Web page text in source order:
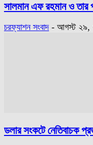
সালমান এফ রহমান ও তার
চরফ্যাশন সংবাদ - আগস্ট ২৯,
ডলার সংকটে নেতিবাচক